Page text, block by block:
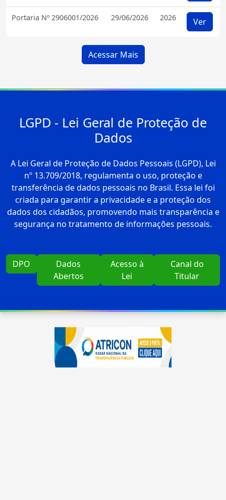
Portaria Nº 2906001/2026 29/06/2026 2026 Ver
Acessar Mais
Dados
nº 13.709/2018, regulamenta o uso, proteção e
transferência de dados pessoais no Brasil. Essa lei foi
criada para garantir a privacidade e a proteção dos
dados dos cidadãos, promovendo mais transparência e
segurança no tratamento de informações pessoais.
DPO
Dados
Abertos
Acesso à
Lei
Canal do
Titular